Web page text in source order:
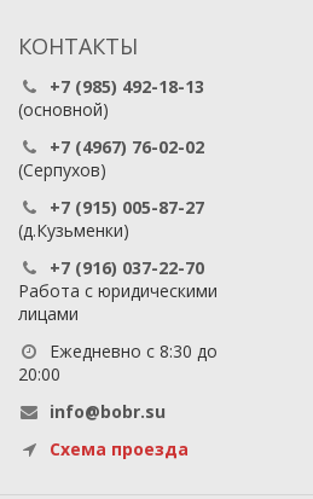
КОНТАКТЫ
+7 (985) 492-18-13
(основной)
+7 (4967) 76-02-02
(Серпухов)
+7 (915) 005-87-27
(д.Кузьменки)
+7 (916) 037-22-70
Работа с юридическими
лицами
Ежедневно с 8:30 до
20:00
info@bobr.su
Схема проезда